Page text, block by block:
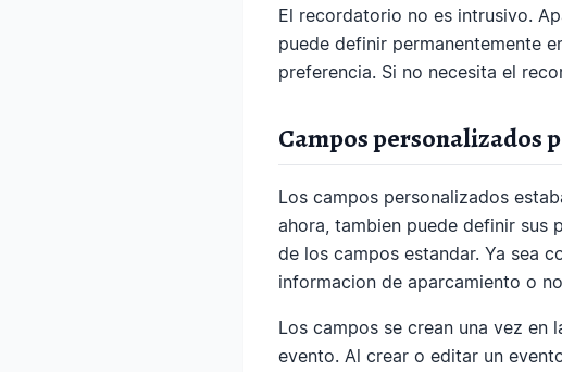
El recordatorio no es intrusivo.
puede definir permanentemente
preferencia. Si no necesita el
Campos personalizados
Los campos personalizados
ahora, tambien puede definir sus
de los campos estandar. Ya sea
informacion de aparcamiento o
Los campos se crean una vez en
evento. Al crear o editar un